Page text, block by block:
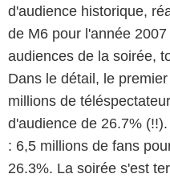
d'audience historique,
de M6 pour l'année
audiences de la soirée,
Dans le détail, le
millions de
d'audience de 26.7%
: 6,5 millions de fans
26.3%. La soirée s'est